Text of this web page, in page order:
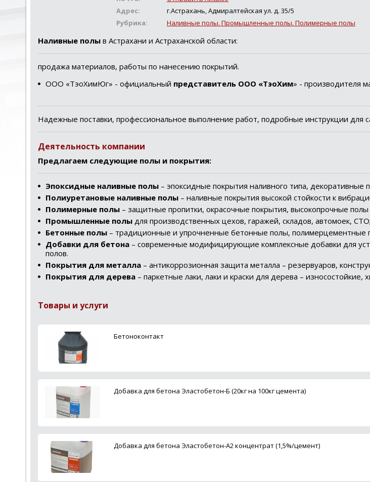
Адрес:
г.Астрахань, Адмиралтейская ул. д. 35/5
Рубрика:
Наливные полы. Промышленные полы. Полимерные полы
Наливные полы в Астрахани и Астраханской области:
продажа материалов, работы по нанесению покрытий.
ООО «ТэоХимЮг» - официальный представитель ООО «ТэоХим» - производителя
Надежные поставки, профессиональное выполнение работ, подробные инструкции для
Деятельность компании
Предлагаем следующие полы и покрытия:
Эпоксидные наливные полы – эпоксидные покрытия наливного типа, декоративные
Полиуретановые наливные полы – наливные покрытия высокой стойкости к
Полимерные полы – защитные пропитки, окрасочные покрытия, высокопрочные полы
Промышленные полы для производственных цехов, гаражей, складов, автомоек,
Бетонные полы – традиционные и упрочненные бетонные полы, полимерцементные
Добавки для бетона – современные модифицирующие комплексные добавки для
полов.
Покрытия для металла – антикоррозионная защита металла – резервуаров,
Покрытия для дерева – паркетные лаки, лаки и краски для дерева – износостойкие,
Товары и услуги
Бетоноконтакт
Добавка для бетона Эластобетон-Б (20кг на 100кг цемента)
Добавка для бетона Эластобетон-А2 концентрат (1,5%/цемент)